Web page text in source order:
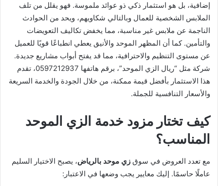
إضافية، بل هو استثمار ذكي ذو عوائد ملموسة. فهو يقلل من تلف
الملابس الشخصية للعمال وبالتالي شكاويهم، ويحد من الحوادث
الناجمة عن ملابس غير مناسبة، مما يخفض تكاليف التعويضات
والتأمين. كما أن المظهر الموحد والأنيق يعطي انطباعًا قويًا للعميل
عن مستوى التنظيم والاحترافية، مما قد يفتح أبواب مشاريع جديدة.
شركة مثل “ريال الزي الموحد”، برقم هاتفها 0597212937، تقدم
هذا الاستثمار بأفضل قيمة ممكنة، من خلال الجودة والخدمة السريعة
والأسعار التنافسية للجملة.
كيف تختار مزود خدمة الزي الموحد
المناسب؟
مع تعدد العروض في سوق زي موحد بالرياض، يصبح الاختيار السليم
عاملًا حاسمًا. إليك معايير يجب وضعها في الاعتبار: